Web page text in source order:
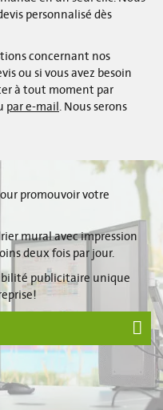
personnalisé dès
concernant nos
ou si vous avez besoin
à tout moment par
par e-mail. Nous serons
promouvoir votre
mural avec impression
deux fois par jour.
publicitaire unique